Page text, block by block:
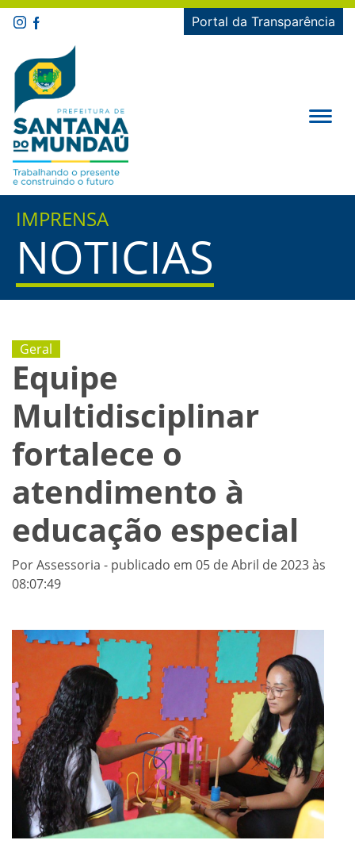
Portal da Transparência
IMPRENSA
NOTICIAS
Geral
Equipe
Multidisciplinar
fortalece o
atendimento à
educação especial
Por Assessoria - publicado em 05 de Abril de 2023 às
08:07:49